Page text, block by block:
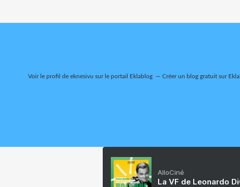
Voir le profil de eknesivu sur le portail Eklablog Créer un blog gratuit sur
AlloCiné
La VF de Leonardo